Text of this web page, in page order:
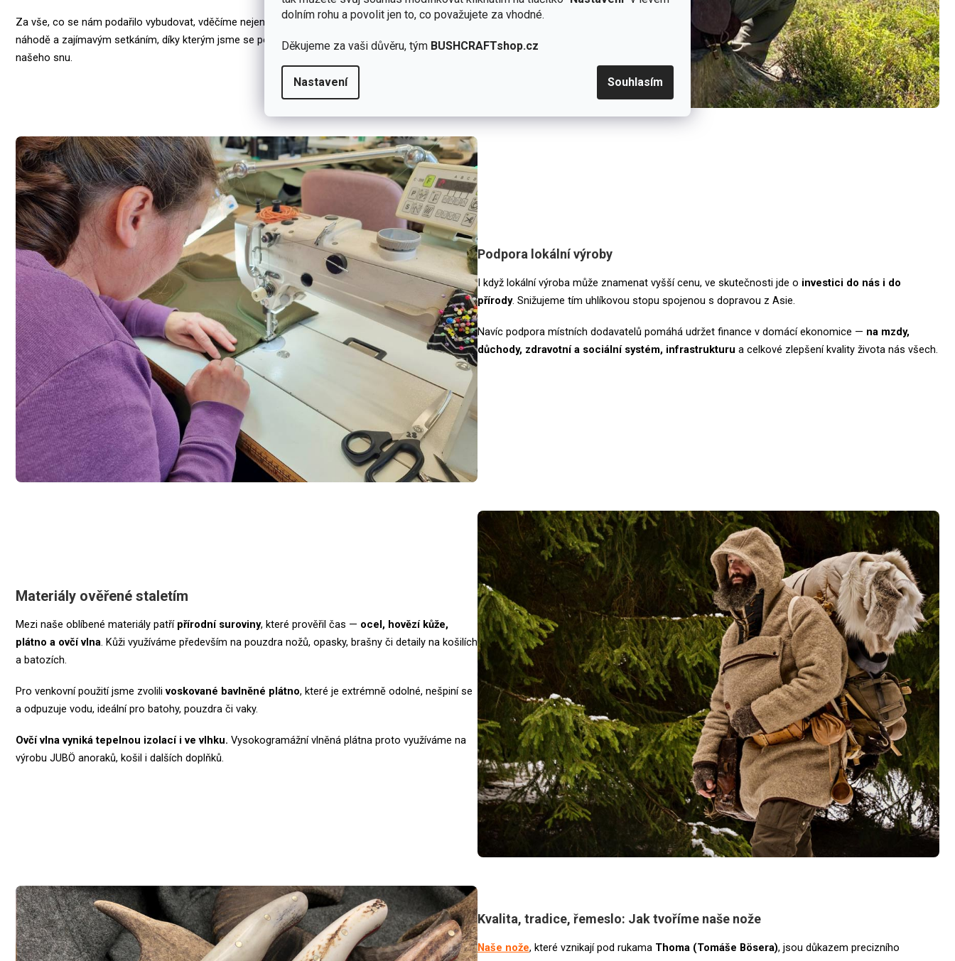
dolním rohu a povolit jen to, co považujete za vhodné.
Děkujeme za vaši důvěru, tým BUSHCRAFTshop.cz
Nastavení Souhlasím
Za vše, co se nám podařilo vybudovat, vděčíme nejen vlastnímu úsilí a pracovitosti, ale také
náhodě a zajímavým setkáním, díky kterým jsme se posouvali krůček za krůčkem k naplnění
našeho snu.
Podpora lokální výroby
I když lokální výroba může znamenat vyšší cenu, ve skutečnosti jde o investici do nás i do
přírody. Snižujeme tím uhlíkovou stopu spojenou s dopravou z Asie.
Navíc podpora místních dodavatelů pomáhá udržet finance v domácí ekonomice — na mzdy,
důchody, zdravotní a sociální systém, infrastrukturu a celkové zlepšení kvality života nás všech.
Materiály ověřené staletím
Mezi naše oblíbené materiály patří přírodní suroviny, které prověřil čas — ocel, hovězí kůže,
plátno a ovčí vlna. Kůži využíváme především na pouzdra nožů, opasky, brašny či detaily na košilích
a batozích.
Pro venkovní použití jsme zvolili voskované bavlněné plátno, které je extrémně odolné, nešpiní se
a odpuzuje vodu, ideální pro batohy, pouzdra či vaky.
Ovčí vlna vyniká tepelnou izolací i ve vlhku. Vysokogramážní vlněná plátna proto využíváme na
výrobu JUBÖ anoraků, košil i dalších doplňků.
Kvalita, tradice, řemeslo: Jak tvoříme naše nože
Naše nože, které vznikají pod rukama Thoma (Tomáše Bösera), jsou důkazem precizního